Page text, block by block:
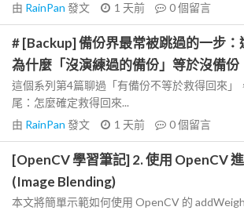
由 RainPan 發文 1 天前 0個留言
# [Backup] 備份界最常被跳過的一步：
為什麼「沒演練過的備份」等於沒備份
這個系列第4篇聊過「有備份不等於救得回來」
尾：怎麼確定救得回來...
由 RainPan 發文 1 天前 0個留言
[OpenCV 學習筆記] 2. 使用 OpenCV
(Image Blending)
本文將簡單示範如何使用 OpenCV 的